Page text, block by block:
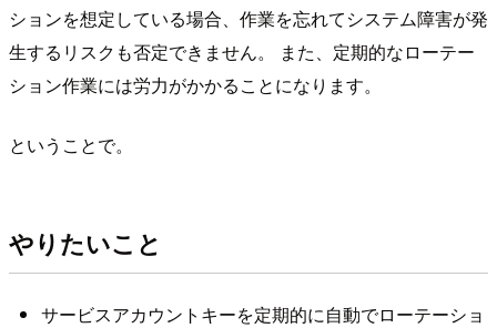
ションを想定している場合、作業を忘れてシステム障害が発
生するリスクも否定できません。 また、定期的なローテー
ション作業には労力がかかることになります。
ということで。
やりたいこと
サービスアカウントキーを定期的に自動でローテーショ